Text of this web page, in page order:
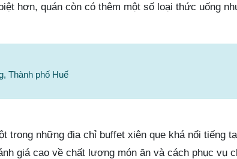
hơn, quán còn có thêm một số loại thức uống
Thành phố Huế
trong những địa chỉ buffet xiên que khá nổi tiếng
giá cao về chất lượng món ăn và cách phục vụ